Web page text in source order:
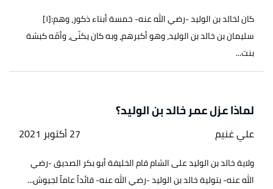
كان لخالد بن الوليد -رضي الله عنه- خمسة أبناء ذكور، وهم:[١]
سليمان بن خالد بن الوليد، وهو أكبرهم، وبه كان يكنّى، وأمّه كبشة
بنت...
لماذا عزل عمر خالد بن الوليد؟
علي غنيم 27 أكتوبر 2021
ولاية خالد بن الوليد على الشام قام الخليفة أبو بكر الصديق -رضي
الله عنه- بتولية خالد بن الوليد -رضي الله عنه- قائداً عاماً لجيوش...